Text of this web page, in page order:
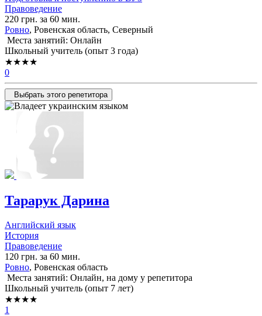
Правоведение
220 грн. за 60 мин.
Ровно, Ровенская область, Северный
Места занятий: Онлайн
Школьный учитель (опыт 3 года)
★★★★
0
Выбрать этого репетитора
Тарарук Дарина
Английский язык
История
Правоведение
120 грн. за 60 мин.
Ровно, Ровенская область
Места занятий: Онлайн, на дому у репетитора
Школьный учитель (опыт 7 лет)
★★★★
1